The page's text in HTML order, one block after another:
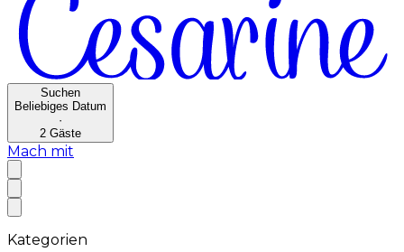
Suchen
Beliebiges Datum
·
2 Gäste
Mach mit
Kategorien